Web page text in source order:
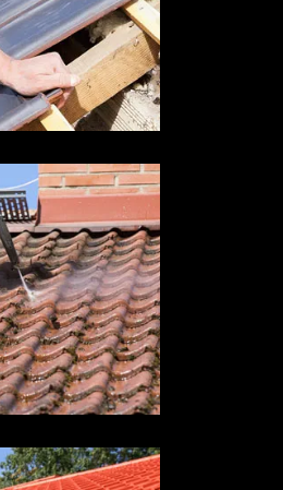
toiture 73
de toiture 73